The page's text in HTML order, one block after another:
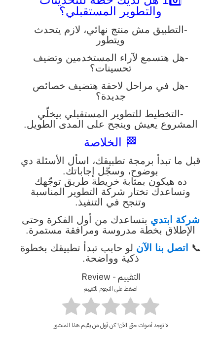
والتطوير المستقبلي؟
-التطبيق مش منتج نهائي، لازم يتحدث
ويتطور
-هل هتسمع لآراء المستخدمين وتضيف
تحسينات؟
-هل في مراحل لاحقة هتضيف خصائص
جديدة؟
-التخطيط للتطوير المستقبلي بيخلّي
المشروع يعيش وينجح على المدى الطويل.
🏁 الخلاصة
قبل ما تبدأ برمجة تطبيقك، اسأل الأسئلة دي
بوضوح، وسجّل إجاباتك.
ده هيكون بمثابة خريطة طريق توجّهك
وتساعدك تختار شركة التطوير المناسبة
وتنجح في التنفيذ.
شركة ابتدي بتساعدك من أول الفكرة وحتى
الإطلاق بخطة مدروسة ومرافقة مستمرة.
📞
اتصل بنا الآن لو حابب تبدأ تطبيقك بخطوة
ذكية وواضحة.
التقييم - Review
اضغط علي النجوم للتقييم
لا توجد أصوات حتى الآن! كن أول من يقيم هذا المنشور.